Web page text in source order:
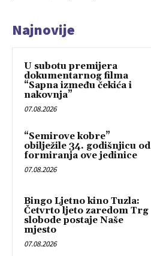
Najnovije
U subotu premijera
dokumentarnog filma
“Sapna između čekića i
nakovnja”
07.08.2026
“Semirove kobre”
obilježile 34. godišnjicu od
formiranja ove jedinice
07.08.2026
Bingo Ljetno kino Tuzla:
Četvrto ljeto zaredom Trg
slobode postaje Naše
mjesto
07.08.2026